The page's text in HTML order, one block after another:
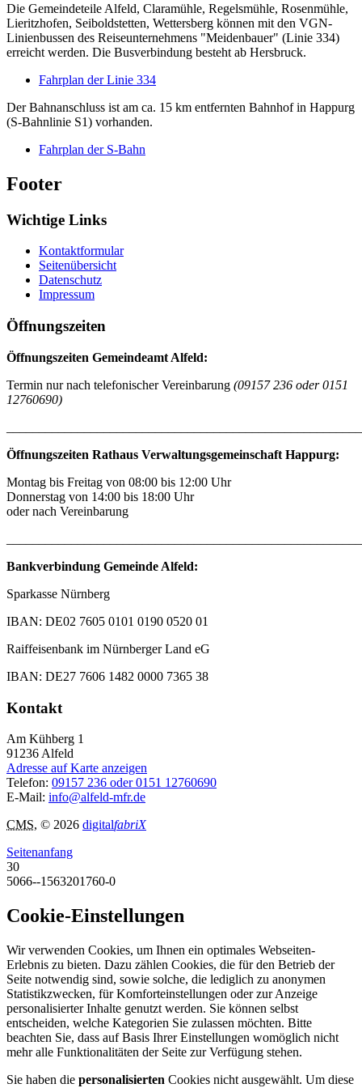
Die Gemeindeteile Alfeld, Claramühle, Regelsmühle, Rosenmühle,
Lieritzhofen, Seiboldstetten, Wettersberg können mit den VGN-
Linienbussen des Reiseunternehmens "Meidenbauer" (Linie 334)
erreicht werden. Die Busverbindung besteht ab Hersbruck.
Fahrplan der Linie 334
Der Bahnanschluss ist am ca. 15 km entfernten Bahnhof in Happurg
(S-Bahnlinie S1) vorhanden.
Fahrplan der S-Bahn
Footer
Wichtige Links
Kontaktformular
Seitenübersicht
Datenschutz
Impressum
Öffnungszeiten
Öffnungszeiten Gemeindeamt Alfeld:
Termin nur nach telefonischer Vereinbarung (09157 236 oder 0151
12760690)
Öffnungszeiten Rathaus Verwaltungsgemeinschaft Happurg:
Montag bis Freitag von 08:00 bis 12:00 Uhr
Donnerstag von 14:00 bis 18:00 Uhr
oder nach Vereinbarung
Bankverbindung Gemeinde Alfeld:
Sparkasse Nürnberg
IBAN: DE02 7605 0101 0190 0520 01
Raiffeisenbank im Nürnberger Land eG
IBAN: DE27 7606 1482 0000 7365 38
Kontakt
Am Kühberg 1
91236 Alfeld
Adresse auf Karte anzeigen
Telefon: 09157 236 oder 0151 12760690
E-Mail: info@alfeld-mfr.de
CMS, © 2026 digitalfabriX
Seitenanfang
30
5066--1563201760-0
Cookie-Einstellungen
Wir verwenden Cookies, um Ihnen ein optimales Webseiten-
Erlebnis zu bieten. Dazu zählen Cookies, die für den Betrieb der
Seite notwendig sind, sowie solche, die lediglich zu anonymen
Statistikzwecken, für Komforteinstellungen oder zur Anzeige
personalisierter Inhalte genutzt werden. Sie können selbst
entscheiden, welche Kategorien Sie zulassen möchten. Bitte
beachten Sie, dass auf Basis Ihrer Einstellungen womöglich nicht
mehr alle Funktionalitäten der Seite zur Verfügung stehen.
Sie haben die personalisierten Cookies nicht ausgewählt. Um diese